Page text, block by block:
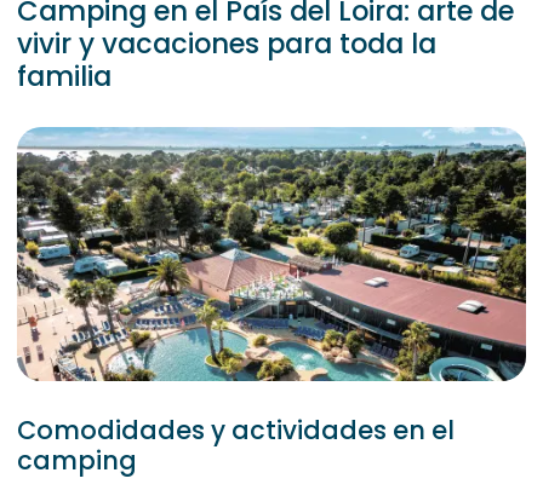
Camping en el País del Loira: arte de
vivir y vacaciones para toda la
familia
Comodidades y actividades en el
camping